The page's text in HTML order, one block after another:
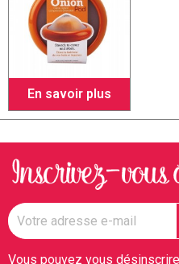
En savoir plus
Vous pouvez vous